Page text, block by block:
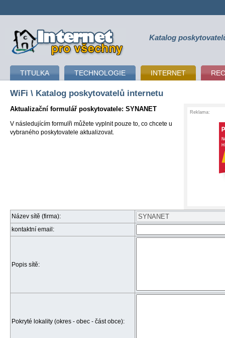
připojení k internetu Katalog
TITULKA TECHNOLOGIE INTERNET
WiFi \ Katalog poskytovatelů internetu
Reklama:
Aktualizační formulář poskytovatele: SYNANET
V následujícím formulři můžete vyplnit pouze to, co chcete u
vybraného poskytovatele aktualizovat.
Název sítě (firma):
kontaktní email:
Popis sítě:
Pokryté lokality (okres - obec - část obce):